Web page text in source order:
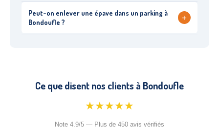
Peut-on enlever une épave dans un parking à
Bondoufle ?
+
Ce que disent nos clients à Bondoufle
★★★★★
Note 4.9/5 — Plus de 450 avis vérifiés